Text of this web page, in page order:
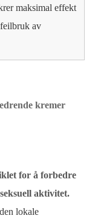
maksimal effekt
av
kremer
for å forbedre
aktivitet.
lokale